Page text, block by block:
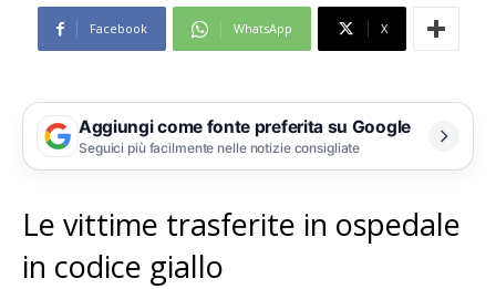
Facebook WhatsApp X
Aggiungi come fonte preferita su Google
Seguici più facilmente nelle notizie consigliate
Le vittime trasferite in ospedale
in codice giallo